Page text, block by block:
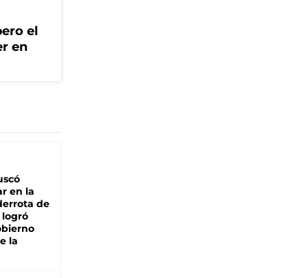
el
en
en la
de
logró
la